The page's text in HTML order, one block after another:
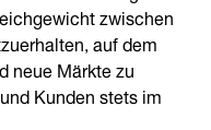
zwischen
auf dem
neue Märkte zu
Kunden stets im